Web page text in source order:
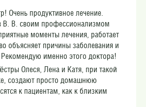
Очень продуктивное лечение.
В. В. своим профессионализмом
моменты лечения, работает
объясняет причины заболевания и
именно этого доктора!
Олеся, Лена и Катя, при такой
создают просто домашнюю
к пациентам, как к близким